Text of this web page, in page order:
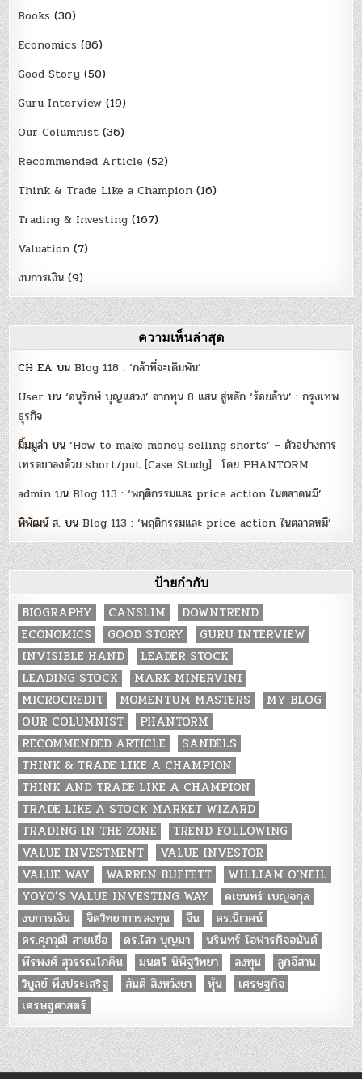
Books (30)
Economics (86)
Good Story (50)
Guru Interview (19)
Our Columnist (36)
Recommended Article (52)
Think & Trade Like a Champion (16)
Trading & Investing (167)
Valuation (7)
งบการเงิน (9)
ความเห็นล่าสุด
CH EA บนBlog 118 : ‘กล้าที่จะเดิมพัน’
User บน‘อนุรักษ์ บุญแสวง’ จากทุน 8 แสน สู่หลัก ‘ร้อยล้าน’ : กรุงเทพ
ธุรกิจ
มิ้มมูล่า บน‘How to make money selling shorts’ – ตัวอย่างการ
เทรดขาลงด้วย short/put [Case Study] : โดย PHANTORM
admin บนBlog 113 : ‘พฤติกรรมและ price action ในตลาดหมี’
พิพัฒน์ ส. บนBlog 113 : ‘พฤติกรรมและ price action ในตลาดหมี’
ป้ายกำกับ
BIOGRAPHY CANSLIM
DOWNTREND
ECONOMICS
GOOD STORY
GURU INTERVIEW
INVISIBLE HAND
LEADER STOCK
LEADING STOCK
MARK MINERVINI
MICROCREDIT
MOMENTUM MASTERS
MY BLOG
OUR COLUMNIST
PHANTORM
RECOMMENDED ARTICLE
SANDELS
THINK & TRADE LIKE A CHAMPION
THINK AND TRADE LIKE A CHAMPION
TRADE LIKE A STOCK MARKET WIZARD
TRADING IN THE ZONE
TREND FOLLOWING
VALUE INVESTMENT
VALUE INVESTOR
VALUE WAY
WARREN BUFFETT
WILLIAM O'NEIL
YOYO’S VALUE INVESTING WAY
คเชนทร์ เบญจกุล
งบการเงิน
จิตวิทยาการลงทุน จีน
ดร.นิเวศน์
ดร.ศุภวุฒิ สายเชื้อ
ดร.ไสว บุญมา
นรินทร์ โอฬารกิจอนันต์
พีรพงศ์ สุวรรณโภคิน
มนตรี นิพิฐวิทยา ลงทุน
ลูกอีสาน
วิบูลย์ พึงประเสริฐ
สันติ สิงหวังชา หุ้น
เศรษฐกิจ
เศรษฐศาสตร์